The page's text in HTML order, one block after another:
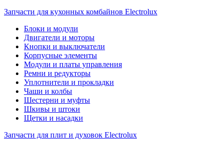
Запчасти для кухонных комбайнов Electrolux
Блоки и модули
Двигатели и моторы
Кнопки и выключатели
Корпусные элементы
Модули и платы управления
Ремни и редукторы
Уплотнители и прокладки
Чаши и колбы
Шестерни и муфты
Шкивы и штоки
Щетки и насадки
Запчасти для плит и духовок Electrolux